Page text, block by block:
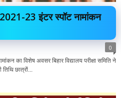
23 इंटर स्पॉट नामांकन
0
का विशेष अवसर बिहार विद्यालय परीक्षा समिति ने
छात्रों...